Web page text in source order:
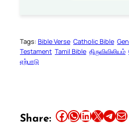
Tags: Bible Verse Catholic Bible
Testament Tamil Bible திருவிவிலியம்
ஏற்பாடு
Share: Share this article on Facebook Share this article on WhatsApp Share this article on LinkedIn Share this article on X Share this article on TelegramEmail this Article